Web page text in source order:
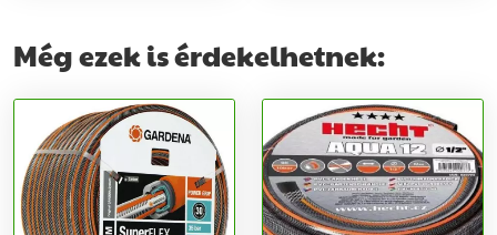
Még ezek is érdekelhetnek: